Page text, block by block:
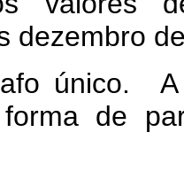
dezembro
A
de